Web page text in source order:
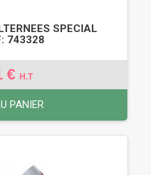
SPECIAL
743328
€ H.T
PANIER